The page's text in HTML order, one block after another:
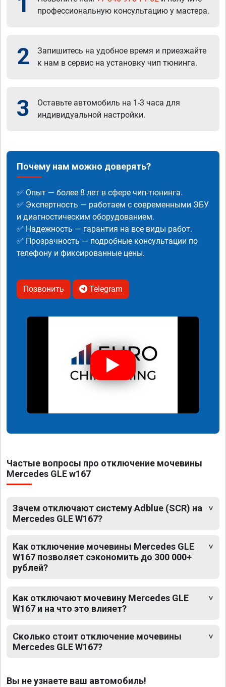
профессиональную консультацию у мастера.
2
Запишитесь на удобное время и приезжайте
к нам в сервис на установку чип тюнинга.
3
Оставьте автомобиль на 1-3 часа для
индивидуальной настройки.
Почему нам можно доверять?
✅ Опыт — более 8 лет в сфере чип-тюнинга.
✅ Экспертность — работаем с современными ЭБУ
и диагностическим оборудованием.
✅ Надежность — гарантия на все виды работ.
✅ Прозрачность — подробные консультации по
телефону и фиксированные цены.
Позвонить Telegram
Частые вопросы про отключение мочевины
Mercedes GLE w167
Зачем отключают систему Adblue (SCR) на
Mercedes GLE W167?
Как отключение мочевины Mercedes GLE
W167 позволяет сэкономить до 300 000+
рублей?
Как отключают мочевину Mercedes GLE
W167 и на что это влияет?
Сколько стоит отключение мочевины
Mercedes GLE W167?
Вы не узнаете ваш автомобиль!